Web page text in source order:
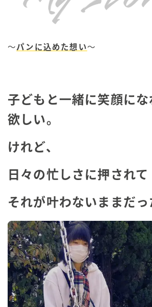
〜パンに込めた想い〜
子どもと一緒に笑顔に
欲しい。
けれど、
日々の忙しさに押されて
それが叶わないままだっ